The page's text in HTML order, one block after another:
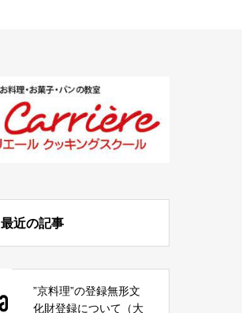
最近の記事
”京料理”の登録無形文
化財登録について（大